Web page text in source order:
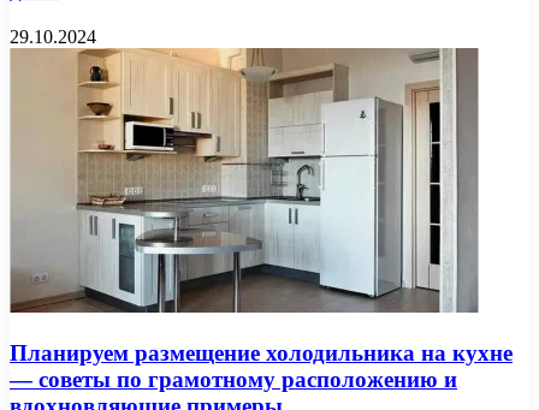
29.10.2024
Планируем размещение холодильника на кухне
— советы по грамотному расположению и